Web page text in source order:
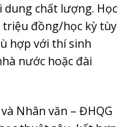
chất lượng. Học
triệu đồng/học kỳ tùy
hợp với thí sinh
nước hoặc đài
Nhân văn – ĐHQG